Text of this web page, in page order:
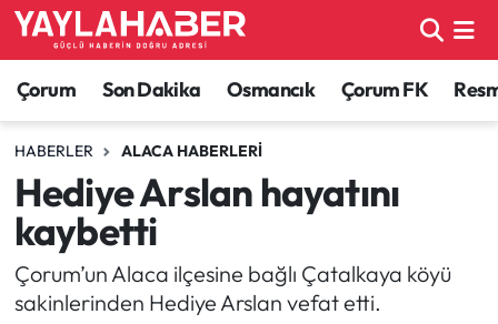
Çorum Son Dakika Osmancık Çorum FK
HABERLER ALACA HABERLERI
Hediye Arslan hayatını
kaybetti
Çorum’un Alaca ilçesine bağlı Çatalkaya köyü
sakinlerinden Hediye Arslan vefat etti.
Alaca Haberleri
Bayat Haberleri
Bilgi - Keşfet Haberleri
Bilim ve Teknoloji
Boğazkale Haberleri
Çorum Nöbetçi Eczaneler
Çorum Hava Durumu
Çorum Namaz Vakitleri
Çorum Trafik Yoğunluk Haritası
TFF 1.Lig Puan Durumu ve Fikstür